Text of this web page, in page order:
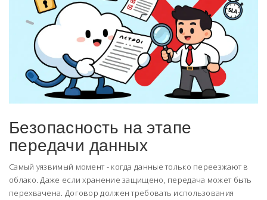
Безопасность на этапе
передачи данных
Самый уязвимый момент - когда данные только переезжают в
облако. Даже если хранение защищено, передача может быть
перехвачена. Договор должен требовать использования